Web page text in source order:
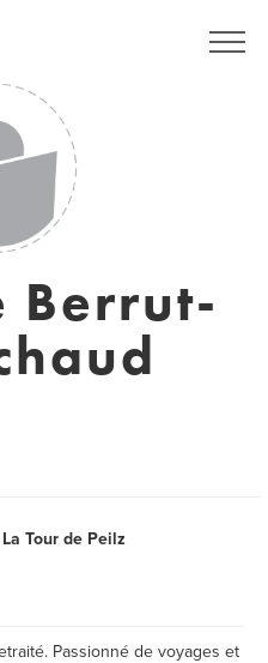
Berrut-
La Tour de Peilz
Passionné de voyages et